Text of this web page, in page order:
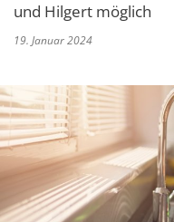
und Hilgert möglich
19. Januar 2024